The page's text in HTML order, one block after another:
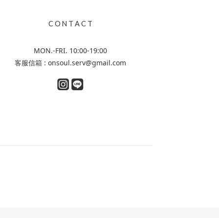
C O N T A C T
MON.-FRI. 10:00-19:00
客服信箱 : onsoul.serv@gmail.com